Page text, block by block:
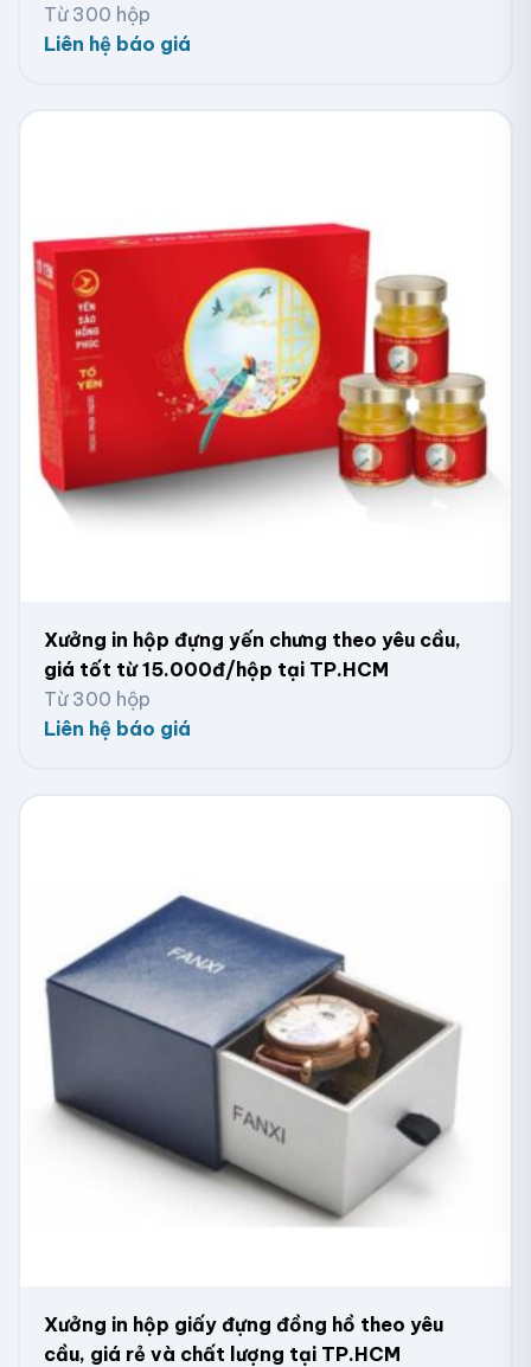
Hộp giấy hình chữ nhật nhiều ngăn
Hộp giấy hình chữ nhật quai
Từ 300 hộp
Liên hệ báo giá
Xưởng in hộp đựng yến chưng theo yêu cầu,
giá tốt từ 15.000đ/hộp tại TP.HCM
Từ 300 hộp
Liên hệ báo giá
Xưởng in hộp giấy đựng đồng hồ theo yêu
cầu, giá rẻ và chất lượng tại TP.HCM